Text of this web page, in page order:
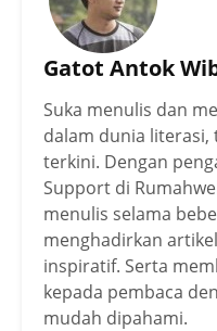
Gatot Antok
Suka menulis dan
dalam dunia literasi,
terkini. Dengan
Support di
menulis selama
menghadirkan
inspiratif. Serta
kepada pembaca
mudah dipahami.